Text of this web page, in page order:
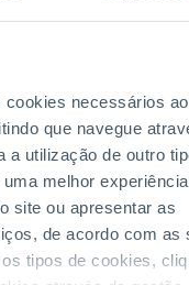
cookies necessários ao
que navegue
a utilização de outro
melhor
site ou apresentar as
de acordo com as
tipos de cookies,
x
37.3
x
11.9
x
12.4
x
13.1
11.0
7.8
12.8